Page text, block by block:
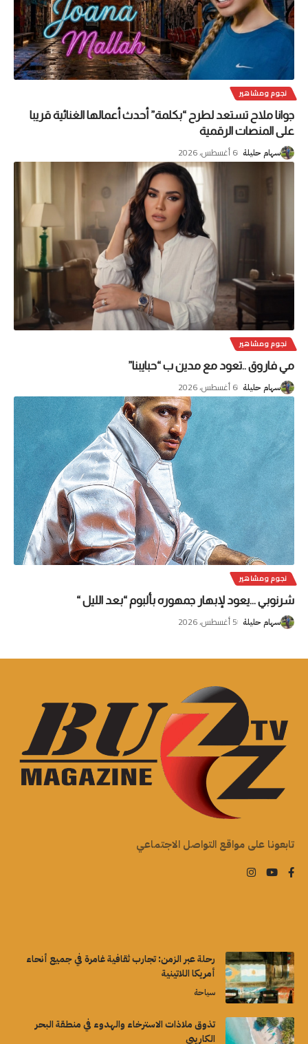
نجوم ومشاهير
جوانا ملاح تستعد لطرح “بكلمة” أحدث أعمالها الغنائية قريبا
على المنصات الرقمية
سهام حليلة 6 أغسطس، 2026
نجوم ومشاهير
مي فاروق ..تعود مع مدين ب “حبايبنا”
سهام حليلة 6 أغسطس، 2026
نجوم ومشاهير
شرنوبي …يعود لإبهار جمهوره بألبوم “بعد الليل “
سهام حليلة 5 أغسطس، 2026
تابعونا على مواقع التواصل الاجتماعي
رحلة عبر الزمن: تجارب ثقافية غامرة في جميع أنحاء
أمريكا اللاتينية
سياحة
تذوق ملاذات الاسترخاء والهدوء في منطقة البحر
الكاريبي